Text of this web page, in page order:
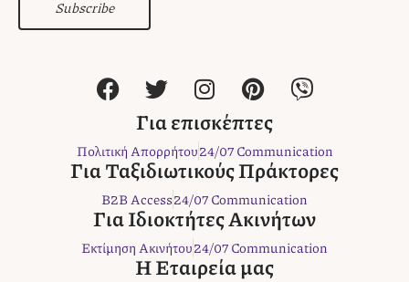
Subscribe
F
a
e
b
o
o
k
T
w
i
t
t
e
r
I
n
s
t
a
g
r
a
m
P
i
n
t
e
r
e
s
t
V
i
e
r
Για επισκέπτες
Πολιτική Απορρήτου24/07 Communication
Για Ταξιδιωτικούς Πράκτορες
B2B Access24/07 Communication
Για Ιδιοκτήτες Ακινήτων
Εκτίμηση Ακινήτου24/07 Communication
Η Εταιρεία μας